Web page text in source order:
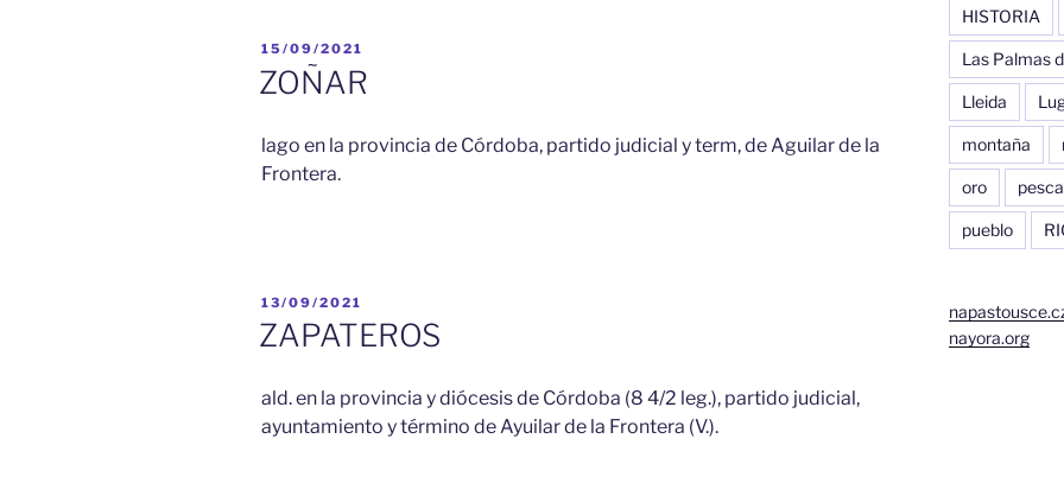
PUBLICADO
EL
15/09/2021
ZOÑAR
lago en la provincia de Córdoba, partido judicial y term, de Aguilar de la
Frontera.
PUBLICADO
EL
13/09/2021
ZAPATEROS
ald. en la provincia y diócesis de Córdoba (8 4/2 leg.), partido judicial,
ayuntamiento y término de Ayuilar de la Frontera (V.).
HISTORIA
Las Palmas
Lleida
montaña
oro pesca
pueblo
nayora.org